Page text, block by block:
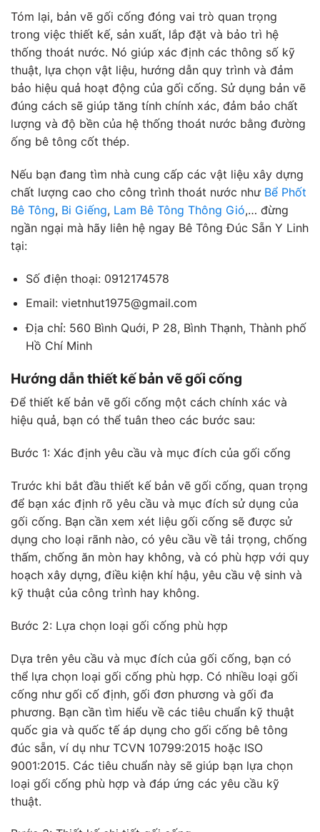
Tóm lại, bản vẽ gối cống đóng vai trò quan trọng
trong việc thiết kế, sản xuất, lắp đặt và bảo trì hệ
thống thoát nước. Nó giúp xác định các thông số kỹ
thuật, lựa chọn vật liệu, hướng dẫn quy trình và đảm
bảo hiệu quả hoạt động của gối cống. Sử dụng bản vẽ
đúng cách sẽ giúp tăng tính chính xác, đảm bảo chất
lượng và độ bền của hệ thống thoát nước bằng đường
ống bê tông cốt thép.
Nếu bạn đang tìm nhà cung cấp các vật liệu xây dựng
chất lượng cao cho công trình thoát nước như Bể Phốt
Bê Tông, Bi Giếng, Lam Bê Tông Thông Gió,… đừng
ngần ngại mà hãy liên hệ ngay Bê Tông Đúc Sẵn Y Linh
tại:
Số điện thoại: 0912174578
Email: vietnhut1975@gmail.com
Địa chỉ: 560 Bình Quới, P 28, Bình Thạnh, Thành phố
Hồ Chí Minh
Hướng dẫn thiết kế bản vẽ gối cống
Để thiết kế bản vẽ gối cống một cách chính xác và
hiệu quả, bạn có thể tuân theo các bước sau:
Bước 1: Xác định yêu cầu và mục đích của gối cống
Trước khi bắt đầu thiết kế bản vẽ gối cống, quan trọng
để bạn xác định rõ yêu cầu và mục đích sử dụng của
gối cống. Bạn cần xem xét liệu gối cống sẽ được sử
dụng cho loại rãnh nào, có yêu cầu về tải trọng, chống
thấm, chống ăn mòn hay không, và có phù hợp với quy
hoạch xây dựng, điều kiện khí hậu, yêu cầu vệ sinh và
kỹ thuật của công trình hay không.
Bước 2: Lựa chọn loại gối cống phù hợp
Dựa trên yêu cầu và mục đích của gối cống, bạn có
thể lựa chọn loại gối cống phù hợp. Có nhiều loại gối
cống như gối cố định, gối đơn phương và gối đa
phương. Bạn cần tìm hiểu về các tiêu chuẩn kỹ thuật
quốc gia và quốc tế áp dụng cho gối cống bê tông
đúc sẵn, ví dụ như TCVN 10799:2015 hoặc ISO
9001:2015. Các tiêu chuẩn này sẽ giúp bạn lựa chọn
loại gối cống phù hợp và đáp ứng các yêu cầu kỹ
thuật.